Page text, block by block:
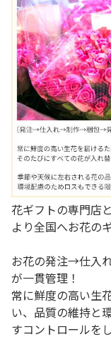
花ギフトの専門店
より全国へお花の
お花の発注→仕入
が一貫管理！
常に鮮度の高い生
い、品質の維持と
すコントロールを